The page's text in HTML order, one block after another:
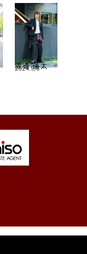
渡邊 蓮太
2024.9/8